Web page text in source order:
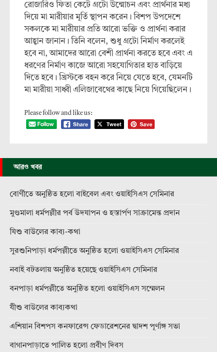
রোজারিও ফিতা কেটে গ্রটো উন্মোচন এবং প্রার্থনার মধ্য
দিয়ে মা মারীয়ার মূর্তি স্থাপন করেন। বিশপ উপদেশে
সকলকে মা মারীয়ার প্রতি আরো ভক্তি ও প্রার্থনা করার
আহ্বান জানান। তিনি বলেন, শুধু গ্রটো নির্মাণ করলেই
হবে না, আমাদের আরো বেশী প্রার্থনা করতে হবে এবং এ
ধরণের নির্মাণ কাজে আরো সহযোগিতার হাত বাড়িয়ে
দিতে হবে। খ্রিস্টকে বহন করে নিয়ে যেতে হবে, যেমনটি
মা মারীয়া সাধ্বী এলিজাবেথের কাছে নিয়ে গিয়েছিলেন।
Please follow and like us:
আরও খবর
বোর্ণীতে অনুষ্ঠিত হলো বাইবেল এবং ওয়াইসিএস সেমিনার
মুণ্ডমালা ধর্মপল্লীর পর্ব উদযাপন ও হস্তার্পণ সাক্রামেন্ত প্রদান
যিশু বাউলের কাব্য-কথা
সুরশুনিপাড়া ধর্মপল্লীতে অনুষ্ঠিত হলো ওয়াইসিএস সেমিনার
নবাই বটতলায় অনুষ্ঠিত হয়েছে ওয়াইসিএস সেমিনার
বনপাড়া ধর্মপল্লীতে অনুষ্ঠিত হলো ওয়াইসিএস সম্মেলন
যীশু বাউলের কাব্যকথা
এশিয়ান বিশপস কনফারেন্স ফেডারেশনের দ্বাদশ পূর্ণাঙ্গ সভা
বাগানপাড়াতে পালিত হলো প্রবীণ দিবস